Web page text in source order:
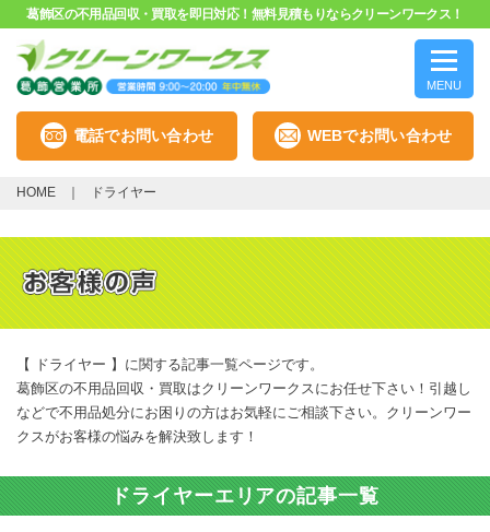
葛飾区の不用品回収・買取を即日対応！無料見積もりならクリーンワークス！
MENU
電話でお問い合わせ WEBでお問い合わせ
HOME ドライヤー
【 ドライヤー 】に関する記事一覧ページです。
葛飾区の不用品回収・買取はクリーンワークスにお任せ下さい！引越し
などで不用品処分にお困りの方はお気軽にご相談下さい。クリーンワー
クスがお客様の悩みを解決致します！
ドライヤーエリアの記事一覧